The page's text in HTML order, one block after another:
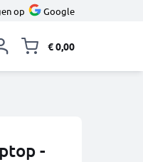
op Google
€ 0,00
-